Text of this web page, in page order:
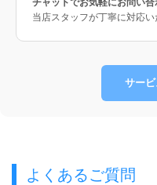
当店スタッフが丁寧に対応い
サー
よくあるご質問